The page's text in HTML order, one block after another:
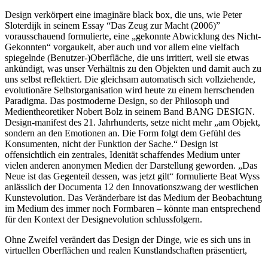
Design verkörpert eine imaginäre black box, die uns, wie Peter
Sloterdijk in seinem Essay “Das Zeug zur Macht (2006)”
vorausschauend formulierte, eine „gekonnte Abwicklung des Nicht-
Gekonnten“ vorgaukelt, aber auch und vor allem eine vielfach
spiegelnde (Benutzer-)Oberfläche, die uns irritiert, weil sie etwas
ankündigt, was unser Verhältnis zu den Objekten und damit auch zu
uns selbst reflektiert. Die gleichsam automatisch sich vollziehende,
evolutionäre Selbstorganisation wird heute zu einem herrschenden
Paradigma. Das postmoderne Design, so der Philosoph und
Medientheoretiker Nobert Bolz in seinem Band BANG DESIGN.
Design-manifest des 21. Jahrhunderts, setze nicht mehr „am Objekt,
sondern an den Emotionen an. Die Form folgt dem Gefühl des
Konsumenten, nicht der Funktion der Sache.“ Design ist
offensichtlich ein zentrales, Idenität schaffendes Medium unter
vielen anderen anonymen Medien der Darstellung geworden. „Das
Neue ist das Gegenteil dessen, was jetzt gilt“ formulierte Beat Wyss
anlässlich der Documenta 12 den Innovationszwang der westlichen
Kunstevolution. Das Veränderbare ist das Medium der Beobachtung
im Medium des immer noch Formbaren – könnte man entsprechend
für den Kontext der Designevolution schlussfolgern.
Ohne Zweifel verändert das Design der Dinge, wie es sich uns in
virtuellen Oberflächen und realen Kunstlandschaften präsentiert,